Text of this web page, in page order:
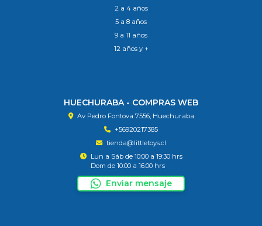
2 a 4 años
5 a 8 años
9 a 11 años
12 años y +
HUECHURABA - COMPRAS WEB
Av Pedro Fontova 7556, Huechuraba
+56920217385
tienda@littletoys.cl
Lun a Sáb de 10:00 a 19:30 hrs
Dom de 10:00 a 16:00 hrs
Enviar mensaje